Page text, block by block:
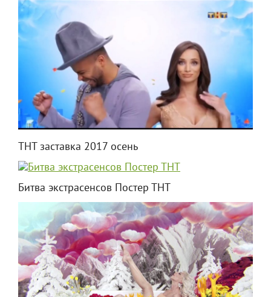
ТНТ заставка 2017 осень
Битва экстрасенсов Постер ТНТ